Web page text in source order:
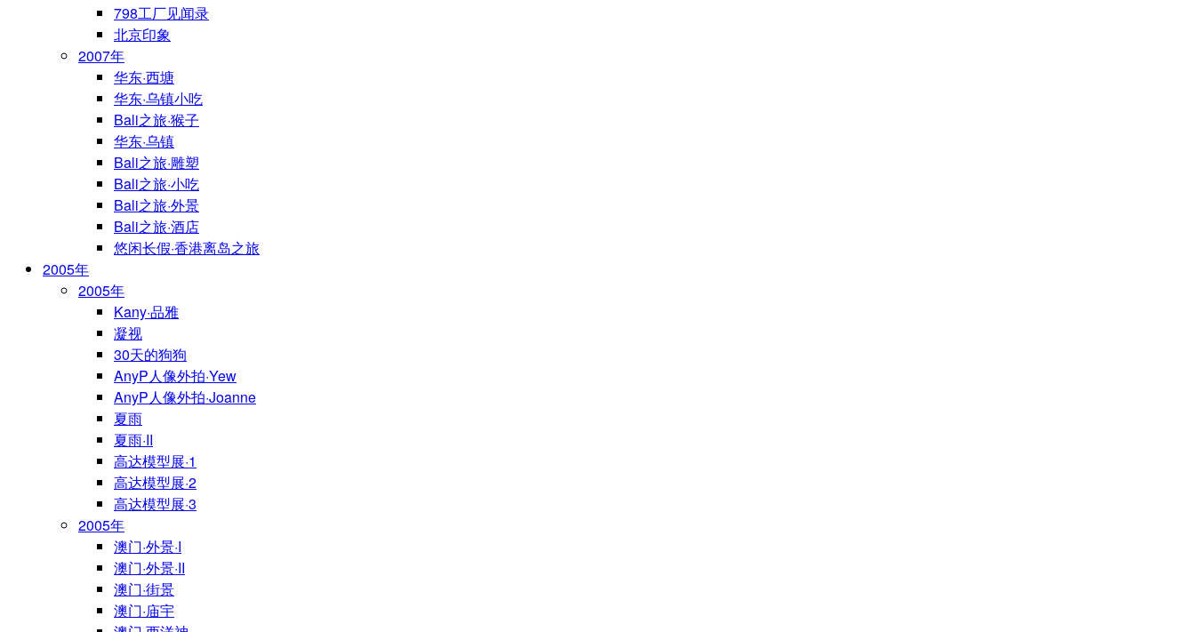
798工厂见闻录
北京印象
2007年
华东·西塘
华东·乌镇小吃
Bali之旅·猴子
华东·乌镇
Bali之旅·雕塑
Bali之旅·小吃
Bali之旅·外景
Bali之旅·酒店
悠闲长假·香港离岛之旅
2005年
2005年
Kany·品雅
凝视
30天的狗狗
AnyP人像外拍·Yew
AnyP人像外拍·Joanne
夏雨
夏雨·II
高达模型展·1
高达模型展·2
高达模型展·3
2005年
澳门·外景·I
澳门·外景·II
澳门·街景
澳门·庙宇